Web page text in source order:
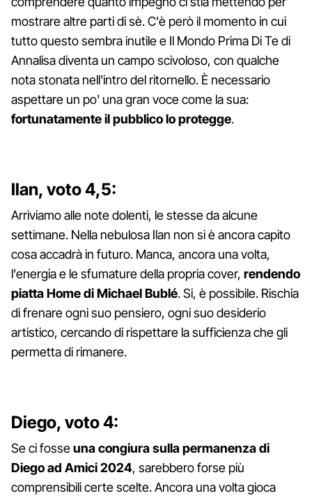
mostrare altre parti di sè. C'è però il momento in cui
tutto questo sembra inutile e Il Mondo Prima Di Te di
Annalisa diventa un campo scivoloso, con qualche
nota stonata nell'intro del ritornello. È necessario
aspettare un po' una gran voce come la sua:
fortunatamente il pubblico lo protegge.
Ilan, voto 4,5:
Arriviamo alle note dolenti, le stesse da alcune
settimane. Nella nebulosa Ilan non si è ancora capito
cosa accadrà in futuro. Manca, ancora una volta,
l'energia e le sfumature della propria cover, rendendo
piatta Home di Michael Bublé. Si, è possibile. Rischia
di frenare ogni suo pensiero, ogni suo desiderio
artistico, cercando di rispettare la sufficienza che gli
permetta di rimanere.
Diego, voto 4:
Se ci fosseuna congiura sulla permanenza di
Diego ad Amici 2024, sarebbero forse più
comprensibili certe scelte. Ancora una volta gioca